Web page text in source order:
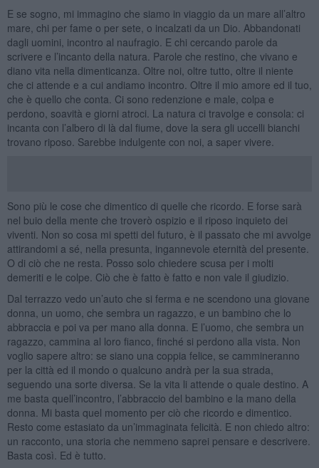
E se sogno, mi immagino che siamo in viaggio da un mare all’altro
mare, chi per fame o per sete, o incalzati da un Dio. Abbandonati
dagli uomini, incontro al naufragio. E chi cercando parole da
scrivere e l’incanto della natura. Parole che restino, che vivano e
diano vita nella dimenticanza. Oltre noi, oltre tutto, oltre il niente
che ci attende e a cui andiamo incontro. Oltre il mio amore ed il tuo,
che è quello che conta. Ci sono redenzione e male, colpa e
perdono, soavità e giorni atroci. La natura ci travolge e consola: ci
incanta con l’albero di là dal fiume, dove la sera gli uccelli bianchi
trovano riposo. Sarebbe indulgente con noi, a saper vivere.
Sono più le cose che dimentico di quelle che ricordo. E forse sarà
nel buio della mente che troverò ospizio e il riposo inquieto dei
viventi. Non so cosa mi spetti del futuro, è il passato che mi avvolge
attirandomi a sé, nella presunta, ingannevole eternità del presente.
O di ciò che ne resta. Posso solo chiedere scusa per i molti
demeriti e le colpe. Ciò che è fatto è fatto e non vale il giudizio.
Dal terrazzo vedo un’auto che si ferma e ne scendono una giovane
donna, un uomo, che sembra un ragazzo, e un bambino che lo
abbraccia e poi va per mano alla donna. E l’uomo, che sembra un
ragazzo, cammina al loro fianco, finché si perdono alla vista. Non
voglio sapere altro: se siano una coppia felice, se cammineranno
per la città ed il mondo o qualcuno andrà per la sua strada,
seguendo una sorte diversa. Se la vita li attende o quale destino. A
me basta quell’incontro, l’abbraccio del bambino e la mano della
donna. Mi basta quel momento per ciò che ricordo e dimentico.
Resto come estasiato da un’immaginata felicità. E non chiedo altro:
un racconto, una storia che nemmeno saprei pensare e descrivere.
Basta così. Ed è tutto.